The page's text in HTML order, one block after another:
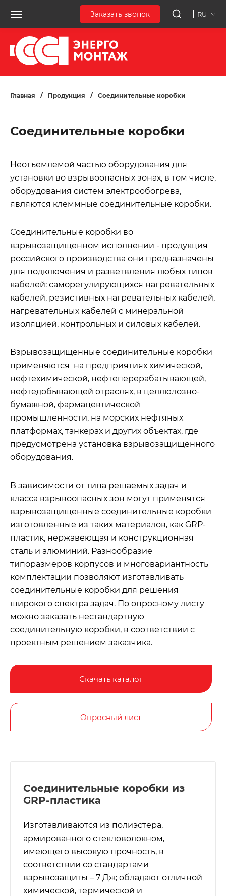
Заказать звонок RU
Главная / Продукция / Соединительные коробки
Соединительные коробки
Неотъемлемой частью оборудования для
установки во взрывоопасных зонах, в том числе,
оборудования систем электрообогрева,
являются клеммные соединительные коробки.
Соединительные коробки во
взрывозащищенном исполнении - продукция
российского производства они предназначены
для подключения и разветвления любых типов
кабелей: саморегулирующихся нагревательных
кабелей, резистивных нагревательных кабелей,
нагревательных кабелей с минеральной
изоляцией, контрольных и силовых кабелей.
Взрывозащищенные соединительные коробки
применяются на предприятиях химической,
нефтехимической, нефтеперерабатывающей,
нефтедобывающей отраслях, в целлюлозно-
бумажной, фармацевтической
промышленности, на морских нефтяных
платформах, танкерах и других объектах, где
предусмотрена установка взрывозащищенного
оборудования.
В зависимости от типа решаемых задач и
класса взрывоопасных зон могут применятся
взрывозащищенные соединительные коробки
изготовленные из таких материалов, как GRP-
пластик, нержавеющая и конструкционная
сталь и алюминий. Разнообразие
типоразмеров корпусов и многовариантность
комплектации позволяют изготавливать
соединительные коробки для решения
широкого спектра задач. По опросному листу
можно заказать нестандартную
соединительную коробки, в соответствии с
проектным решением заказчика.
Скачать каталог
Опросный лист
Соединительные коробки из
GRP-пластика
Изготавливаются из полиэстера,
армированного стекловолокном,
имеющего высокую прочность, в
соответствии со стандартами
взрывозащиты – 7 Дж; обладают отличной
химической, термической и